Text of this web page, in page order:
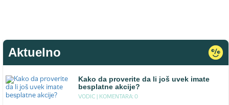
Aktuelno
Kako da proverite da li još uvek imate
besplatne akcije?
VODIC | KOMENTARA: 0